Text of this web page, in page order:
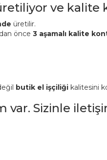
ve kalite
üretilir.
önce 3 aşamalı kalite
butik el işçiliği kalitesini
var. Sizinle